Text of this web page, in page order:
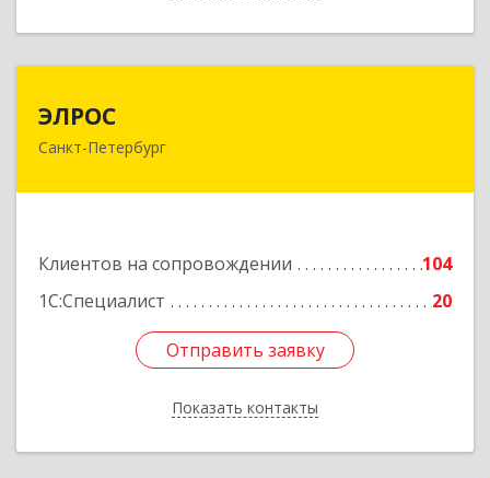
ЭЛРОС
Санкт-Петербург
Клиентов на сопровождении
104
1С:Специалист
20
Отправить заявку
Показать контакты
191024, Санкт-Петербург г, Тележная ул, дом №
Отправить заявку
Назад